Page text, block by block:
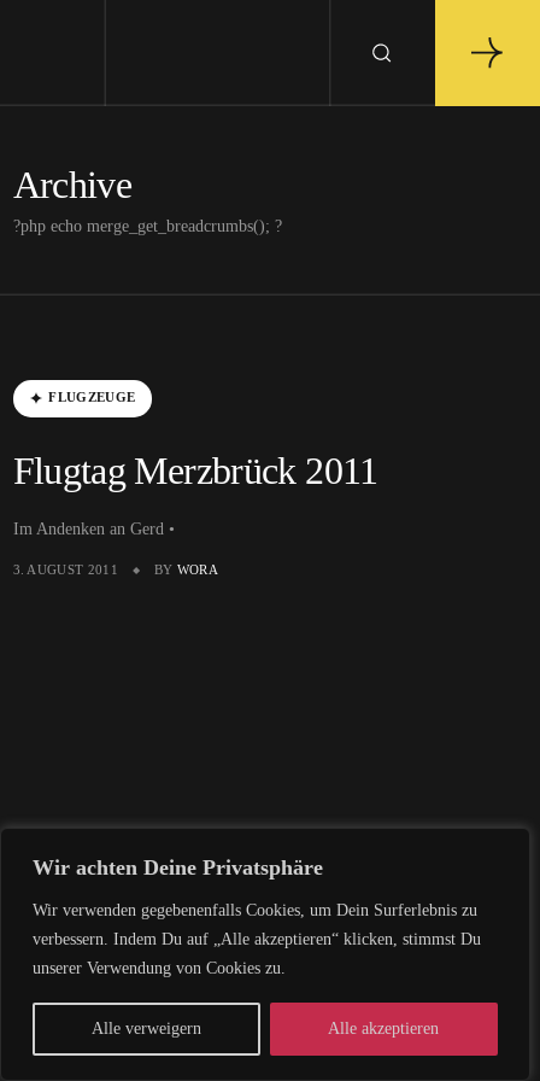
Wir achten Deine Privatsphäre
Wir verwenden gegebenenfalls Cookies, um Dein Surferlebnis zu
verbessern. Indem Du auf „Alle akzeptieren“ klicken, stimmst Du
unserer Verwendung von Cookies zu.
Alle verweigern Alle akzeptieren
Archive
?php echo merge_get_breadcrumbs(); ?
FLUGZEUGE
Flugtag Merzbrück 2011
Im Andenken an Gerd •
3. AUGUST 2011 BY WORA